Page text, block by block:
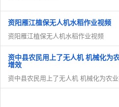
资阳雁江植保无人机水稻作业视频
资阳雁江植保无人机水稻作业视频
资中县农民用上了无人机 机械化为
增效
资中县农民用上了无人机 机械化为农